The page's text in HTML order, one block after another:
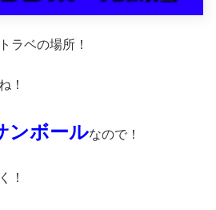
ラベの場所！
！
ンボールなので！
！